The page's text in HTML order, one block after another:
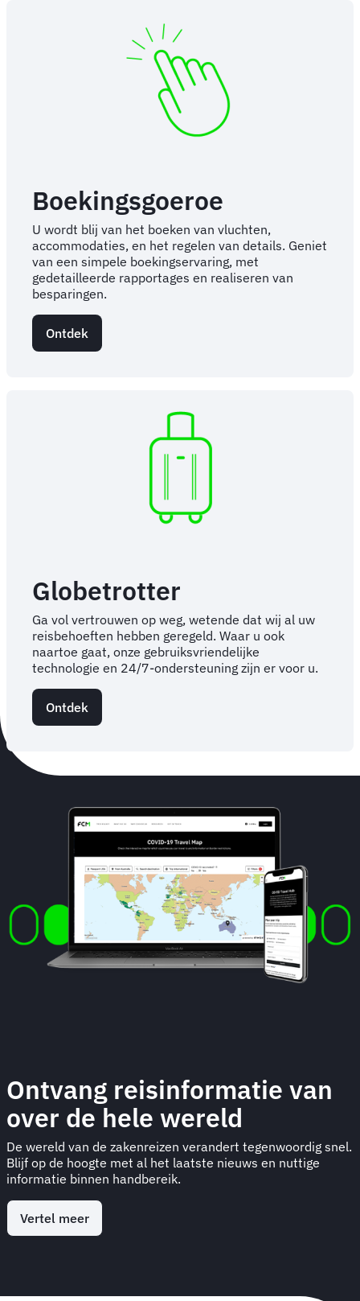
Boekingsgoeroe
U wordt blij van het boeken van vluchten,
accommodaties, en het regelen van details. Geniet
van een simpele boekingservaring, met
gedetailleerde rapportages en realiseren van
besparingen.
Ontdek
Globetrotter
Ga vol vertrouwen op weg, wetende dat wij al uw
reisbehoeften hebben geregeld. Waar u ook
naartoe gaat, onze gebruiksvriendelijke
technologie en 24/7-ondersteuning zijn er voor u.
Ontdek
Ontvang reisinformatie van
over de hele wereld
De wereld van de zakenreizen verandert tegenwoordig snel.
Blijf op de hoogte met al het laatste nieuws en nuttige
informatie binnen handbereik.
Vertel meer